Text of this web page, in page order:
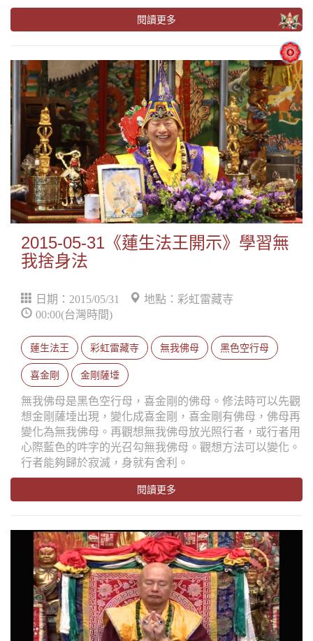
閱讀更多
2015-05-31《蓮生法王開示》學習無
我捨身法
日期：2015/05/31
地點：彩虹雷藏寺
00:00(台灣時間)
蓮生法王 彩虹雷藏寺 無我佛母 黑色空行母
喜金剛 金剛薩埵
無我佛母是黑色空行母，喜金剛的佛母。修法時可以先觀
想金剛薩埵出現，變化成喜金剛，喜金剛有佛母，佛母再
變化為無我佛母。再觀想無我佛母放光照行者，或行者用
心際藍色的吽字的光召勾無我佛母。觀想方法可以變化。
行者能夠歸於寂滅，身就有舍利。
閱讀更多